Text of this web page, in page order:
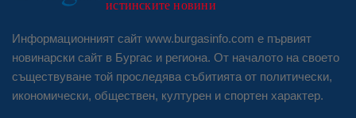
Информационният сайт www.burgasinfo.com е първият
новинарски сайт в Бургас и региона. От началото на своето
съществуване той проследява събитията от политически,
икономически, обществен, културен и спортен характер.